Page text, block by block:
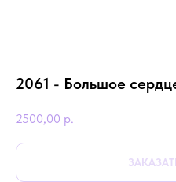
2061 - Большое
2500,00 р.